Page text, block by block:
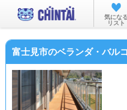
お部
気になる
リスト
富士見市のベランダ・バル